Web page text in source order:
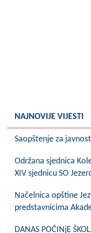
Obavještenja
COVID 19
Geoistraživanja
NAJNOVIJE VIJESTI
Saopštenje za javnost
Održana sjednica
XIV sjednicu SO
Načelnica opštine
predstavnicima
DANAS POČINjE